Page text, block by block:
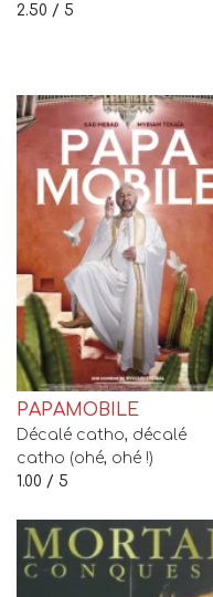
2.50 / 5
PAPAMOBILE
Décalé catho, décalé
catho (ohé, ohé !)
1.00 / 5